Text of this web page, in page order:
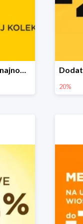
Sezonowa wyprzedaż na najnowszą kolekcję do -50%
20%